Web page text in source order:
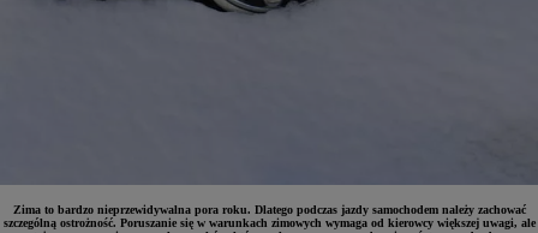
Zima to bardzo nieprzewidywalna pora roku. Dlatego podczas jazdy samochodem należy zachować
szczególną ostrożność. Poruszanie się w warunkach zimowych wymaga od kierowcy większej uwagi, ale